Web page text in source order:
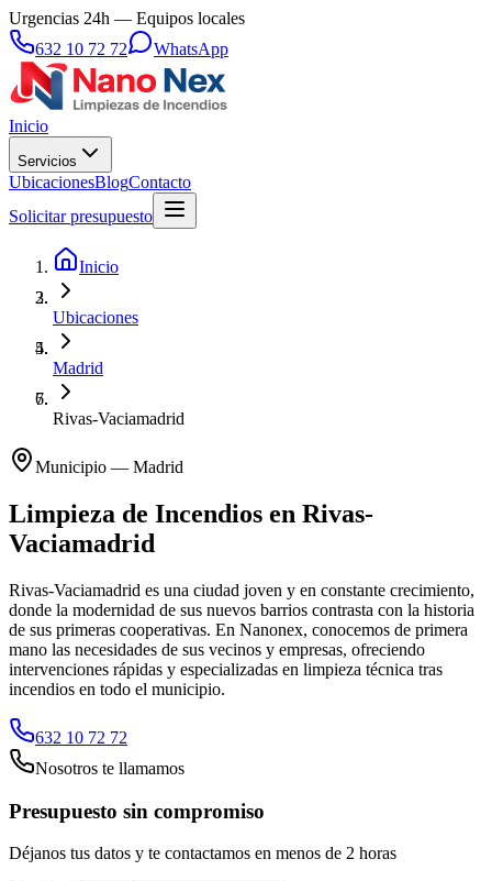
Urgencias 24h — Equipos locales
632 10 72 72
WhatsApp
Inicio
Servicios
UbicacionesBlogContacto
Solicitar presupuesto
Inicio
Ubicaciones
Madrid
Rivas-Vaciamadrid
Municipio — Madrid
Limpieza de Incendios en Rivas-
Vaciamadrid
Rivas-Vaciamadrid es una ciudad joven y en constante crecimiento,
donde la modernidad de sus nuevos barrios contrasta con la historia
de sus primeras cooperativas. En Nanonex, conocemos de primera
mano las necesidades de sus vecinos y empresas, ofreciendo
intervenciones rápidas y especializadas en limpieza técnica tras
incendios en todo el municipio.
632 10 72 72
Nosotros te llamamos
Presupuesto sin compromiso
Déjanos tus datos y te contactamos en menos de 2 horas